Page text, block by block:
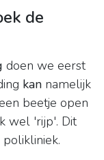
de
doen we eerst
kan namelijk
beetje open
wel 'rijp'. Dit